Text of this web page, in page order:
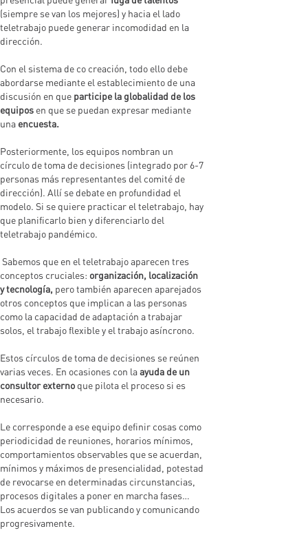
(siempre se van los mejores) y hacia el lado
teletrabajo puede generar incomodidad en la
dirección.
Con el sistema de co creación, todo ello debe
abordarse mediante el establecimiento de una
discusión en que participe la globalidad de los
equipos en que se puedan expresar mediante
una encuesta.
Posteriormente, los equipos nombran un
círculo de toma de decisiones (integrado por 6-7
personas más representantes del comité de
dirección). Allí se debate en profundidad el
modelo. Si se quiere practicar el teletrabajo, hay
que planificarlo bien y diferenciarlo del
teletrabajo pandémico.
Sabemos que en el teletrabajo aparecen tres
conceptos cruciales: organización, localización
y tecnología, pero también aparecen aparejados
otros conceptos que implican a las personas
como la capacidad de adaptación a trabajar
solos, el trabajo flexible y el trabajo asíncrono.
Estos círculos de toma de decisiones se reúnen
varias veces. En ocasiones con laayuda de un
consultor externo que pilota el proceso si es
necesario.
Le corresponde a ese equipo definir cosas como
periodicidad de reuniones, horarios mínimos,
comportamientos observables que se acuerdan,
mínimos y máximos de presencialidad, potestad
de revocarse en determinadas circunstancias,
procesos digitales a poner en marcha fases…
Los acuerdos se van publicando y comunicando
progresivamente.